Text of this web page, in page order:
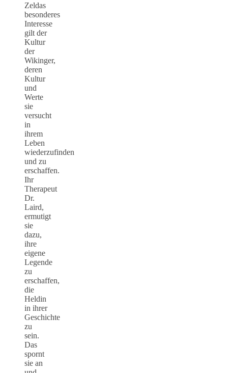
Zeldas
besonderes
Interesse
gilt der
Kultur
der
Wikinger,
deren
Kultur
und
Werte
sie
versucht
in
ihrem
Leben
wiederzufinden
und zu
erschaffen.
Ihr
Therapeut
Dr.
Laird,
ermutigt
sie
dazu,
ihre
eigene
Legende
zu
erschaffen,
die
Heldin
in ihrer
Geschichte
zu
sein.
Das
spornt
sie an